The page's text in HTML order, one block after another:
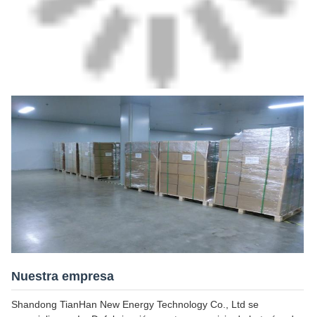
Nuestra empresa
Shandong TianHan New Energy Technology Co., Ltd se